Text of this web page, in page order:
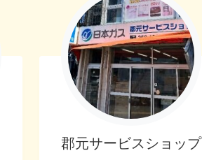
郡元サービスショップ